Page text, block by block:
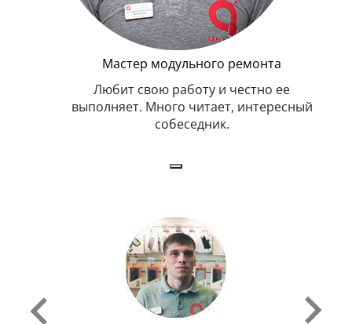
Мастер модульного ремонта
Любит свою работу и честно ее
выполняет. Много читает, интересный
собеседник.